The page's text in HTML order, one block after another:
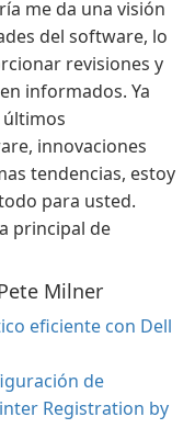
me da una visión
del software, lo
revisiones y
informados. Ya
últimos
innovaciones
tendencias, estoy
para usted.
principal de
Milner
eficiente con Dell
de
Registration by